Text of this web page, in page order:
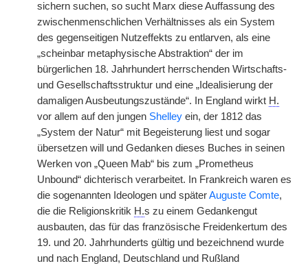
sichern suchen, so sucht Marx diese Auffassung des
zwischenmenschlichen Verhältnisses als ein System
des gegenseitigen Nutzeffekts zu entlarven, als eine
„scheinbar metaphysische Abstraktion“ der im
bürgerlichen 18. Jahrhundert herrschenden Wirtschafts-
und Gesellschaftsstruktur und eine „Idealisierung der
damaligen Ausbeutungszustände“. In England wirkt H.
vor allem auf den jungen Shelley ein, der 1812 das
„System der Natur“ mit Begeisterung liest und sogar
übersetzen will und Gedanken dieses Buches in seinen
Werken von „Queen Mab“ bis zum „Prometheus
Unbound“ dichterisch verarbeitet. In Frankreich waren es
die sogenannten Ideologen und späterAuguste Comte,
die die Religionskritik H.s zu einem Gedankengut
ausbauten, das für das französische Freidenkertum des
19. und 20. Jahrhunderts gültig und bezeichnend wurde
und nach England, Deutschland und Rußland